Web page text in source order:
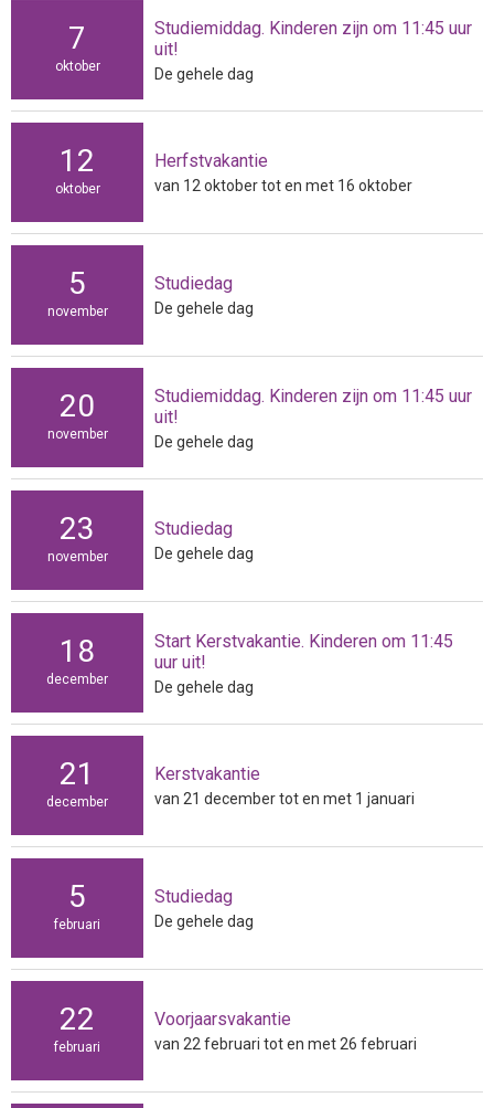
7
oktober
Studiemiddag. Kinderen zijn om 11:45 uur
uit!
De gehele dag
12
oktober
Herfstvakantie
van 12 oktober tot en met 16 oktober
5
november
Studiedag
De gehele dag
20
november
Studiemiddag. Kinderen zijn om 11:45 uur
uit!
De gehele dag
23
november
Studiedag
De gehele dag
18
december
Start Kerstvakantie. Kinderen om 11:45
uur uit!
De gehele dag
21
december
Kerstvakantie
van 21 december tot en met 1 januari
5
februari
Studiedag
De gehele dag
22
februari
Voorjaarsvakantie
van 22 februari tot en met 26 februari